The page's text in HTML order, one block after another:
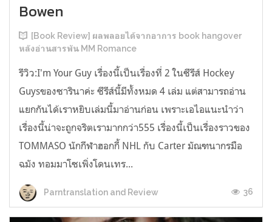
Bowen
[Book Review] ผลพลอยได้จากอาการ book hangover
หลังอ่านสารพัน MM Romance
รีวิว:I'm Your Guy เรื่องนี้เป็นเรื่องที่ 2 ในซีรีส์ Hockey
Guysของซารินาค่ะ ซีรีส์นี้มีทั้งหมด 4 เล่ม แต่สามารถอ่าน
แยกกันได้เราหยิบเล่มนี้มาอ่านก่อน เพราะเอไอแนะนำว่า
เรื่องนี้น่าจะถูกจริตเรามากกว่า555 เรื่องนี้เป็นเรื่องราวของ
TOMMASO นักกีฬาฮอกกี้ NHL กับ Carter มัณฑนากรมือ
ฉมัง ทอมมาโซเพิ่งโดนเทร...
Parntranslation and Review 36